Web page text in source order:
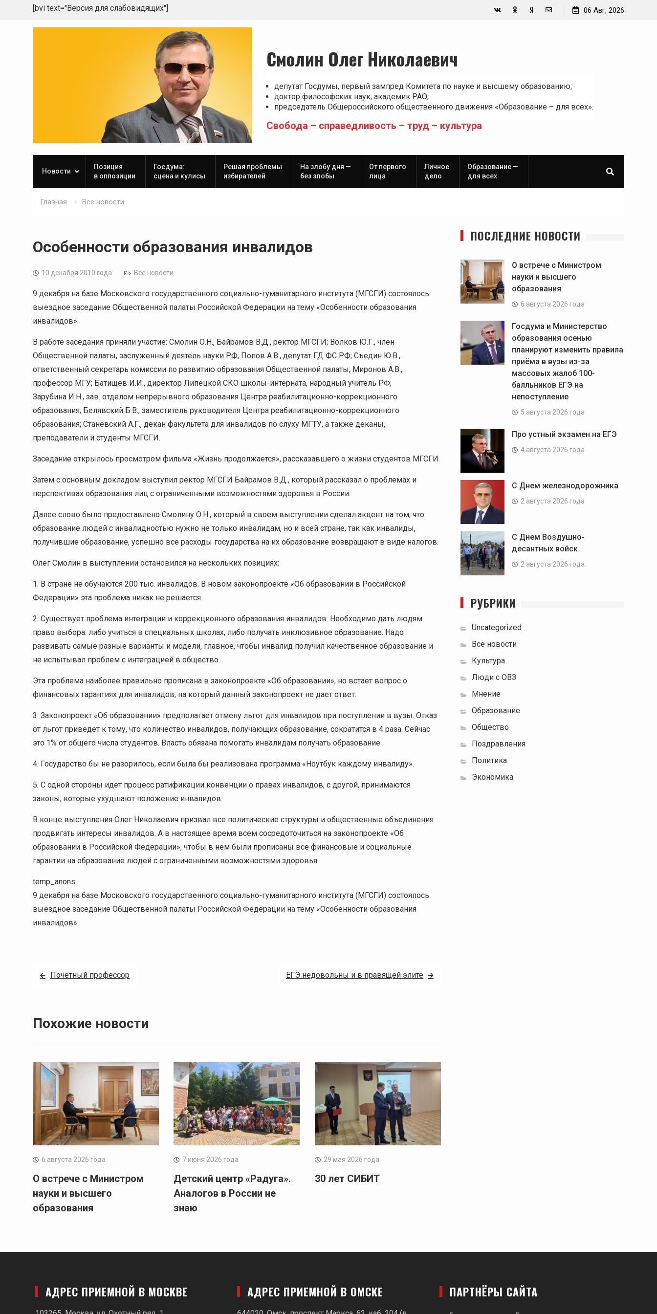
[bvi text="Версия для слабовидящих"] 06 Авг, 2026
Смолин Олег Николаевич
депутат Госдумы, первый зампред Комитета по науке и высшему образованию;
доктор философских наук, академик РАО;
председатель Общероссийского общественного движения «Образование – для всех».
Свобода – справедливость – труд – культура
Новости
Позиция
в оппозиции
Госдума:
сцена и кулисы
Решая проблемы
избирателей
На злобу дня —
без злобы
От первого
лица
Личное
дело
Образование —
для всех
Главная Все новости
Особенности образования инвалидов
10 декабря 2010 года Все новости
9 декабря на базе Московского государственного социально-гуманитарного института (МГСГИ) состоялось
выездное заседание Общественной палаты Российской Федерации на тему «Особенности образования
инвалидов».
В работе заседания приняли участие: Смолин О.Н., Байрамов В.Д., ректор МГСГИ; Волков Ю.Г., член
Общественной палаты, заслуженный деятель науки РФ; Попов А.В., депутат ГД ФС РФ; Съедин Ю.В.,
ответственный секретарь комиссии по развитию образования Общественной палаты; Миронов А.В.,
профессор МГУ; Батищев И.И., директор Липецкой СКО школы-интерната, народный учитель РФ;
Зарубина И.Н., зав. отделом непрерывного образования Центра реабилитационно-коррекционного
образования; Белявский Б.В., заместитель руководителя Центра реабилитационно-коррекционного
образования; Станевский А.Г., декан факультета для инвалидов по слуху МГТУ, а также деканы,
преподаватели и студенты МГСГИ.
Заседание открылось просмотром фильма «Жизнь продолжается», рассказавшего о жизни студентов МГСГИ.
Затем с основным докладом выступил ректор МГСГИ Байрамов В.Д., который рассказал о проблемах и
перспективах образования лиц с ограниченными возможностями здоровья в России.
Далее слово было предоставлено Смолину О.Н., который в своем выступлении сделал акцент на том, что
образование людей с инвалидностью нужно не только инвалидам, но и всей стране, так как инвалиды,
получившие образование, успешно все расходы государства на их образование возвращают в виде налогов.
Олег Смолин в выступлении остановился на нескольких позициях:
1. В стране не обучаются 200 тыс. инвалидов. В новом законопроекте «Об образовании в Российской
Федерации» эта проблема никак не решается.
2. Существует проблема интеграции и коррекционного образования инвалидов. Необходимо дать людям
право выбора: либо учиться в специальных школах, либо получать инклюзивное образование. Надо
развивать самые разные варианты и модели, главное, чтобы инвалид получил качественное образование и
не испытывал проблем с интеграцией в общество.
Эта проблема наиболее правильно прописана в законопроекте «Об образовании», но встает вопрос о
финансовых гарантиях для инвалидов, на который данный законопроект не дает ответ.
3. Законопроект «Об образовании» предполагает отмену льгот для инвалидов при поступлении в вузы. Отказ
от льгот приведет к тому, что количество инвалидов, получающих образование, сократится в 4 раза. Сейчас
это 1% от общего числа студентов. Власть обязана помогать инвалидам получать образование.
4. Государство бы не разорилось, если была бы реализована программа «Ноутбук каждому инвалиду».
5. С одной стороны идет процесс ратификации конвенции о правах инвалидов, с другой, принимаются
законы, которые ухудшают положение инвалидов.
В конце выступления Олег Николаевич призвал все политические структуры и общественные объединения
продвигать интересы инвалидов. А в настоящее время всем сосредоточиться на законопроекте «Об
образовании в Российской Федерации», чтобы в нем были прописаны все финансовые и социальные
гарантии на образование людей с ограниченными возможностями здоровья.
temp_anons:
9 декабря на базе Московского государственного социально-гуманитарного института (МГСГИ) состоялось
выездное заседание Общественной палаты Российской Федерации на тему «Особенности образования
инвалидов».
Навигация
записям
Почётный профессор ЕГЭ недовольны и в правящей элите
Похожие новости
6 августа 2026 года
О встрече с Министром
науки и высшего
образования
7 июня 2026 года
Детский центр «Радуга».
Аналогов в России не
знаю
29 мая 2026 года
30 лет СИБИТ
ПОСЛЕДНИЕ НОВОСТИ
О встрече с Министром
науки и высшего
образования
6 августа 2026 года
Госдума и Министерство
образования осенью
планируют изменить правила
приёма в вузы из-за
массовых жалоб 100-
балльников ЕГЭ на
непоступление
5 августа 2026 года
Про устный экзамен на ЕГЭ
4 августа 2026 года
С Днем железнодорожника
2 августа 2026 года
С Днем Воздушно-
десантных войск
2 августа 2026 года
РУБРИКИ
Uncategorized
Все новости
Культура
Люди с ОВЗ
Мнение
Образование
Общество
Поздравления
Политика
Экономика
АДРЕС ПРИЕМНОЙ В МОСКВЕ АДРЕС ПРИЕМНОЙ В ОМСКЕ ПАРТНЁРЫ САЙТА